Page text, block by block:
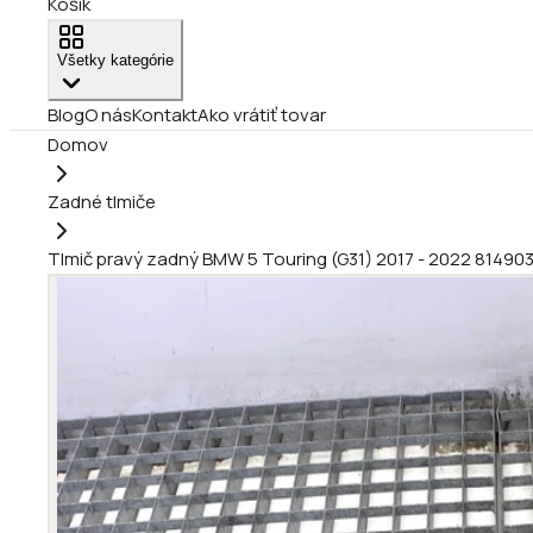
Všetky kategórie
BlogO násKontaktAko vrátiť tovar
Domov
Zadné tlmiče
Tlmič pravý zadný BMW 5 Touring (G31) 2017 - 2022